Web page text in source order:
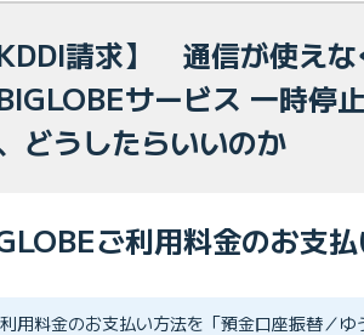
KDDI請求】 通信が使え
BIGLOBEサービス 一時停
どうしたらいいのか
ご利用料金のお支払
用料金のお支払い方法を「預金口座振替／